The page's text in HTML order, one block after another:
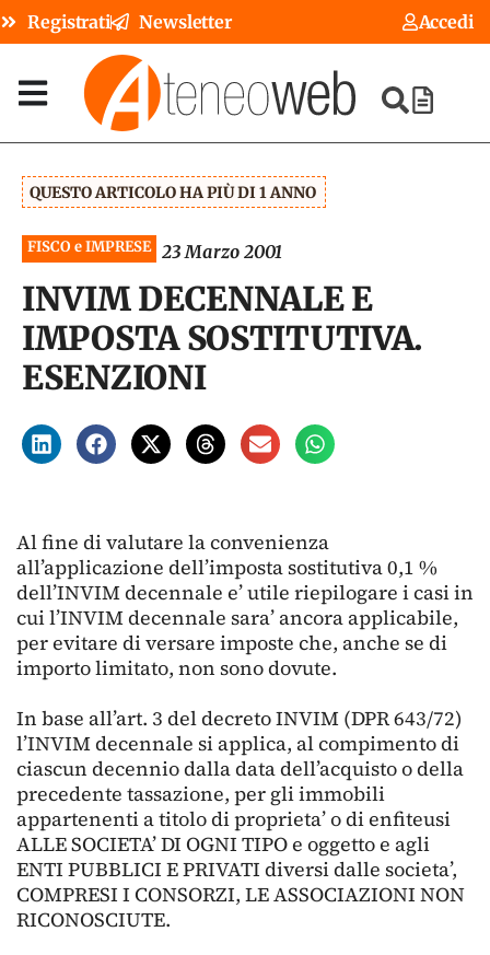
Registrati Newsletter Accedi
QUESTO ARTICOLO HA PIÙ DI 1 ANNO
FISCO e IMPRESE 23 Marzo 2001
INVIM DECENNALE E
IMPOSTA SOSTITUTIVA.
ESENZIONI
Al fine di valutare la convenienza
all’applicazione dell’imposta sostitutiva 0,1 %
dell’INVIM decennale e’ utile riepilogare i casi in
cui l’INVIM decennale sara’ ancora applicabile,
per evitare di versare imposte che, anche se di
importo limitato, non sono dovute.
In base all’art. 3 del decreto INVIM (DPR 643/72)
l’INVIM decennale si applica, al compimento di
ciascun decennio dalla data dell’acquisto o della
precedente tassazione, per gli immobili
appartenenti a titolo di proprieta’ o di enfiteusi
ALLE SOCIETA’ DI OGNI TIPO e oggetto e agli
ENTI PUBBLICI E PRIVATI diversi dalle societa’,
COMPRESI I CONSORZI, LE ASSOCIAZIONI NON
RICONOSCIUTE.